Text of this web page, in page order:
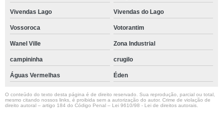
Vivendas Lago Vivendas do Lago
Vossoroca Votorantim
Wanel Ville Zona Industrial
campininha crugilo
Águas Vermelhas Éden
O conteúdo do texto desta página é de direito reservado. Sua reprodução, parcial ou total,
mesmo citando nossos links, é proibida sem a autorização do autor. Crime de violação de
direito autoral – artigo 184 do Código Penal – Lei 9610/98 - Lei de direitos autorais